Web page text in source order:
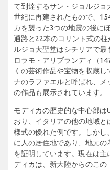
て到達するサン・ジョルジ
世紀に再建されたもので、
カを襲った3つの地震の後に
通路と22本のコリント式の
ルジョ大聖堂はシチリアで
ロラモ・アリブランディ（
くの芸術作品や宝物を収蔵
ナのラファエルと呼ばれ、
の作品も展示されています。
モディカの歴史的な中心部は
おり、イタリアの他の地域
様式の優れた例です。しか
に人の居住地であり、地元
を証明しています。現在は
ディカは、新大陸からのこの